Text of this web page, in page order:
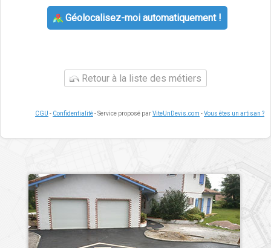
Géolocalisez-moi automatiquement !
Retour à la liste des métiers
CGU - Confidentialité- Service proposé parViteUnDevis.com -Vous êtes un artisan ?